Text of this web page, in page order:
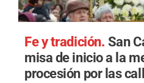
Fe y tradición. San
misa de inicio a la
procesión por las